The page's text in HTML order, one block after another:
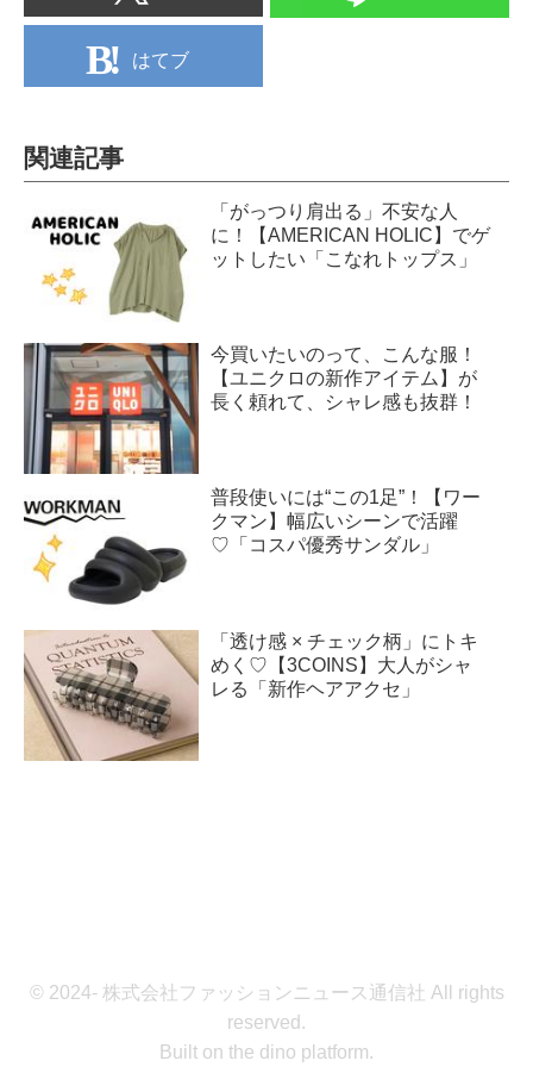
はてブ
関連記事
「がっつり肩出る」不安な人
に！【AMERICAN HOLIC】でゲ
ットしたい「こなれトップス」
今買いたいのって、こんな服！
【ユニクロの新作アイテム】が
長く頼れて、シャレ感も抜群！
普段使いには“この1足”！【ワー
クマン】幅広いシーンで活躍
♡「コスパ優秀サンダル」
「透け感 × チェック柄」にトキ
めく♡【3COINS】大人がシャ
レる「新作ヘアアクセ」
© 2024- 株式会社ファッションニュース通信社 All rights
reserved.
Built on the dino platform.